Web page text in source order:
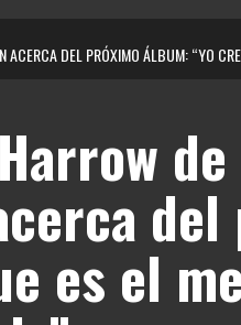
DEL PRÓXIMO ÁLBUM: “YO
de
del
es el